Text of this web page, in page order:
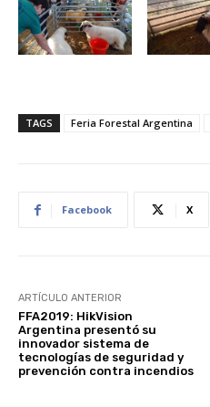
TAGS Feria Forestal Argentina
Facebook X
ARTÍCULO ANTERIOR
FFA2019: HikVision
Argentina presentó su
innovador sistema de
tecnologías de seguridad y
prevención contra incendios